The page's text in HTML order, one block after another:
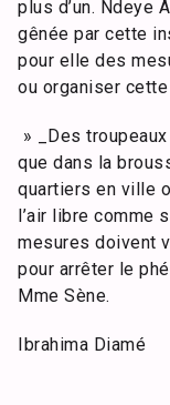
plus d’un. Ndeye
gênée par cette
pour elle des
ou organiser
» _Des
que dans la
quartiers en ville
l’air libre comme
mesures doivent
pour arrêter le
Mme Sène.
Ibrahima Diamé